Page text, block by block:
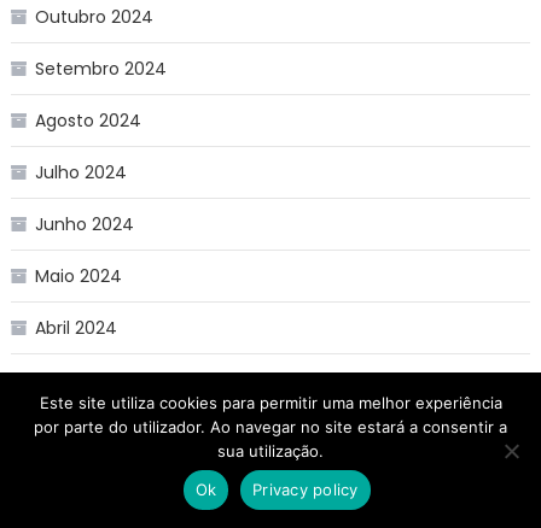
Outubro 2024
Setembro 2024
Agosto 2024
Julho 2024
Junho 2024
Maio 2024
Abril 2024
Março 2024
Fevereiro 2024
Este site utiliza cookies para permitir uma melhor experiência
por parte do utilizador. Ao navegar no site estará a consentir a
sua utilização.
Ok
Privacy policy